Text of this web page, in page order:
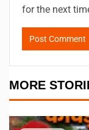
for the next
MORE